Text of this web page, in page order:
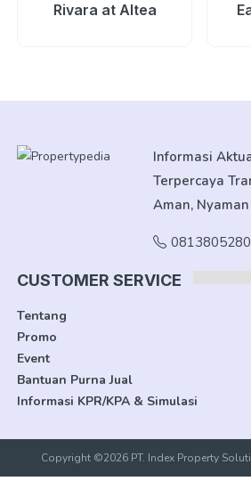
Rivara at Altea
Informasi
Terpercaya
Aman,
CUSTOMER SERVICE
Tentang
Promo
Event
Bantuan Purna Jual
Informasi KPR/KPA & Simulasi
Copyright ©2026 PT. Index Property